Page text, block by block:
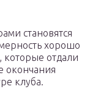
становятся
хорошо
которые отдали
окончания
клуба.